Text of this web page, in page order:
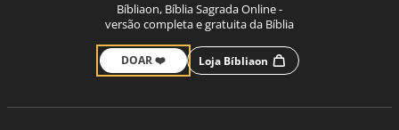
Bíbliaon, Bíblia Sagrada Online -
versão completa e gratuita da Bíblia
DOAR ❤️ Loja Bíbliaon